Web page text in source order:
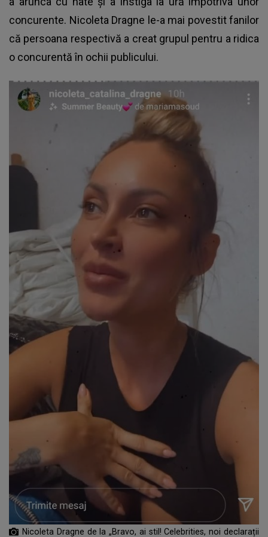
concurente. Nicoleta Dragne le-a mai povestit fanilor
că persoana respectivă a creat grupul pentru a ridica
o concurentă în ochii publicului.
Nicoleta Dragne de la „Bravo, ai stil! Celebrities, noi declarații